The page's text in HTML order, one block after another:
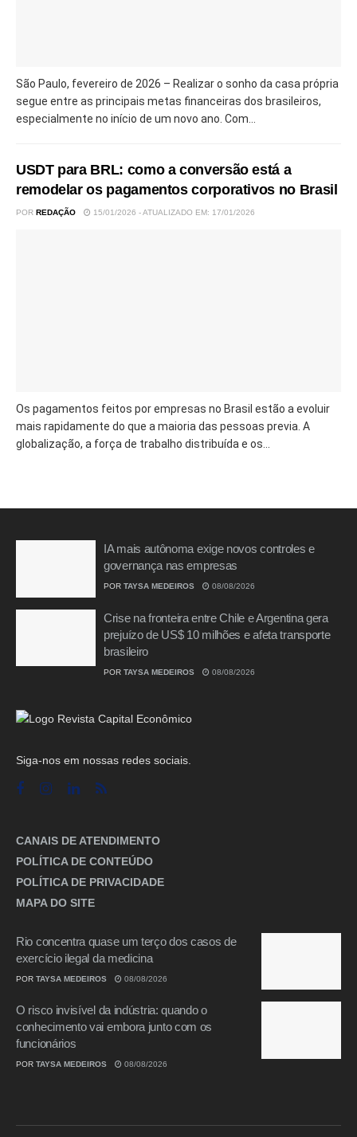
São Paulo, fevereiro de 2026 – Realizar o sonho da casa própria
segue entre as principais metas financeiras dos brasileiros,
especialmente no início de um novo ano. Com...
USDT para BRL: como a conversão está a
remodelar os pagamentos corporativos no Brasil
POR REDAÇÃO 15/01/2026 - ATUALIZADO EM: 17/01/2026
Os pagamentos feitos por empresas no Brasil estão a evoluir
mais rapidamente do que a maioria das pessoas previa. A
globalização, a força de trabalho distribuída e os...
IA mais autônoma exige novos controles e
governança nas empresas
POR TAYSA MEDEIROS 08/08/2026
Crise na fronteira entre Chile e Argentina gera
prejuízo de US$ 10 milhões e afeta transporte
brasileiro
POR TAYSA MEDEIROS 08/08/2026
Siga-nos em nossas redes sociais.
CANAIS DE ATENDIMENTO
POLÍTICA DE CONTEÚDO
POLÍTICA DE PRIVACIDADE
MAPA DO SITE
Rio concentra quase um terço dos casos de
exercício ilegal da medicina
POR TAYSA MEDEIROS 08/08/2026
O risco invisível da indústria: quando o
conhecimento vai embora junto com os
funcionários
POR TAYSA MEDEIROS 08/08/2026